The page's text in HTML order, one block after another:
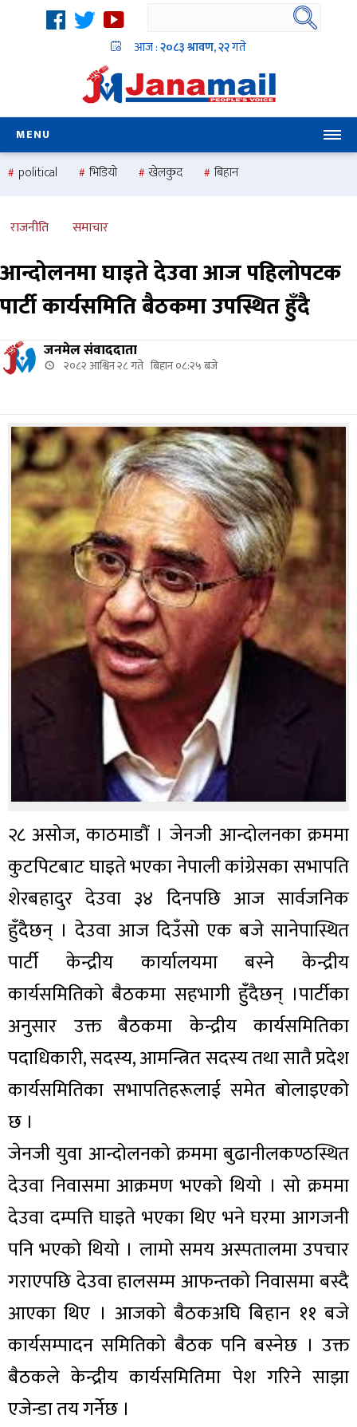
आज :२०८३ श्रावण, २२गते
MENU
political भिडियो खेलकुद
बिहान
national
health
राजनीति समाचार
आन्दोलनमा घाइते देउवा आज पहिलोपटक
पार्टी कार्यसमिति बैठकमा उपस्थित हुँदै
जनमेल संवाददाता
२०८२ आश्विन २८ गते बिहान ०८:२५ बजे
२८ असोज, काठमाडौं । जेनजी आन्दोलनका क्रममा
कुटपिटबाट घाइते भएका नेपाली कांग्रेसका सभापति
शेरबहादुर देउवा ३४ दिनपछि आज सार्वजनिक
हुँदैछन् । देउवा आज दिउँसो एक बजे सानेपास्थित
पार्टी केन्द्रीय कार्यालयमा बस्ने केन्द्रीय
कार्यसमितिको बैठकमा सहभागी हुँदैछन् ।पार्टीका
अनुसार उक्त बैठकमा केन्द्रीय कार्यसमितिका
पदाधिकारी, सदस्य, आमन्त्रित सदस्य तथा सातै प्रदेश
कार्यसमितिका सभापतिहरूलाई समेत बोलाइएको
छ ।
जेनजी युवा आन्दोलनको क्रममा बुढानीलकण्ठस्थित
देउवा निवासमा आक्रमण भएको थियो । सो क्रममा
देउवा दम्पत्ति घाइते भएका थिए भने घरमा आगजनी
पनि भएको थियो । लामो समय अस्पतालमा उपचार
गराएपछि देउवा हालसम्म आफन्तको निवासमा बस्दै
आएका थिए । आजको बैठकअघि बिहान ११ बजे
कार्यसम्पादन समितिको बैठक पनि बस्नेछ । उक्त
बैठकले केन्द्रीय कार्यसमितिमा पेश गरिने साझा
एजेन्डा तय गर्नेछ ।